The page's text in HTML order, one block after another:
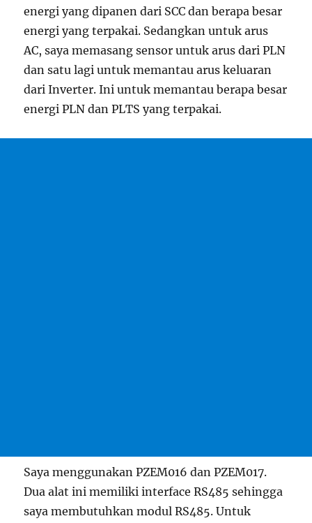
energi yang dipanen dari SCC dan berapa besar
energi yang terpakai. Sedangkan untuk arus
AC, saya memasang sensor untuk arus dari PLN
dan satu lagi untuk memantau arus keluaran
dari Inverter. Ini untuk memantau berapa besar
energi PLN dan PLTS yang terpakai.
Saya menggunakan PZEM016 dan PZEM017.
Dua alat ini memiliki interface RS485 sehingga
saya membutuhkan modul RS485. Untuk